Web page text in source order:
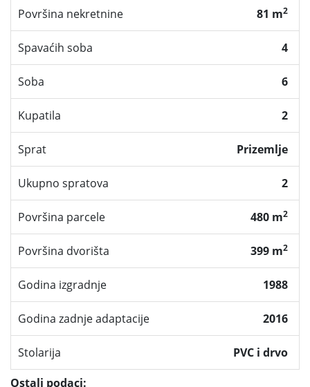
Površina nekretnine 81 m2
Spavaćih soba 4
Soba 6
Kupatila 2
Sprat Prizemlje
Ukupno spratova 2
Površina parcele 480 m2
Površina dvorišta 399 m2
Godina izgradnje 1988
Godina zadnje adaptacije 2016
Stolarija
PVC i drvo
Ostali podaci: